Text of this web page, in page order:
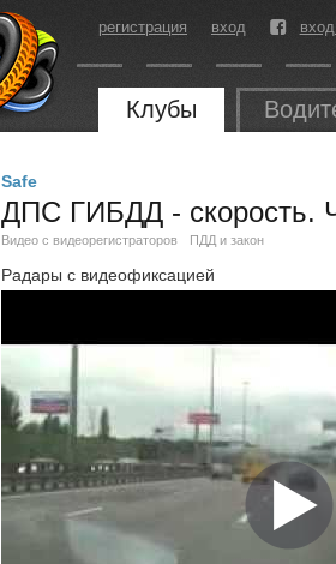
регистрация вход
Клубы
Safe
ДПС ГИБДД - скорость.
Видео с видеорегистраторов ПДД и закон
Радары с видеофиксацией